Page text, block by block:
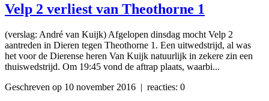
Velp 2 verliest van Theothorne 1
(verslag: André van Kuijk) Afgelopen dinsdag mocht Velp 2
aantreden in Dieren tegen Theothorne 1. Een uitwedstrijd, al was
het voor de Dierense heren Van Kuijk natuurlijk in zekere zin een
thuiswedstrijd. Om 19:45 vond de aftrap plaats, waarbi...
Geschreven op 10 november 2016 | reacties: 0